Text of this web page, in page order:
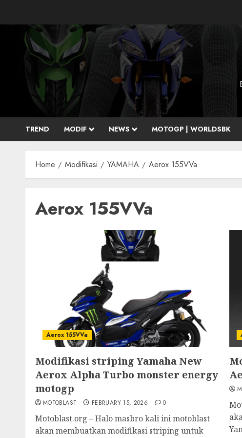
TREND MODIF NEWS MOTOGP | WORLDSBK
Home Modifikasi YAMAHA Aerox 155VVa
Aerox 155VVa
Aerox 155VVa
Modifikasi striping Yamaha New
Aerox Alpha Turbo monster energy
motogp
MOTOBLAST FEBRUARY 15, 2026 0
Motoblast.org – Halo masbro kali ini motoblast
akan membuatkan modifikasi striping untuk